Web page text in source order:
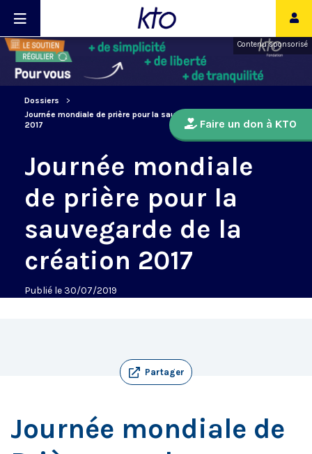
Contenu sponsorisé
Dossiers
Journée mondiale de prière pour la sauvegarde de la création
2017
Faire un don à KTO
Journée mondiale
de prière pour la
sauvegarde de la
création 2017
Publié le 30/07/2019
Partager
Journée mondiale de